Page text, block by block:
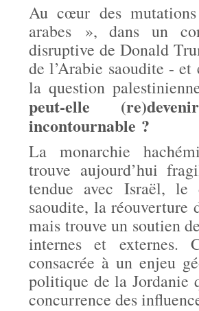
Au cœur des
arabes », dans un
disruptive de Donald
de l’Arabie saoudite -
la question
peut-elle
incontournable ?
La monarchie
trouve aujourd’hui
tendue avec Israël, le
saoudite, la réouverture
mais trouve un soutien
internes et externes.
consacrée à un enjeu
politique de la Jordanie
concurrence des